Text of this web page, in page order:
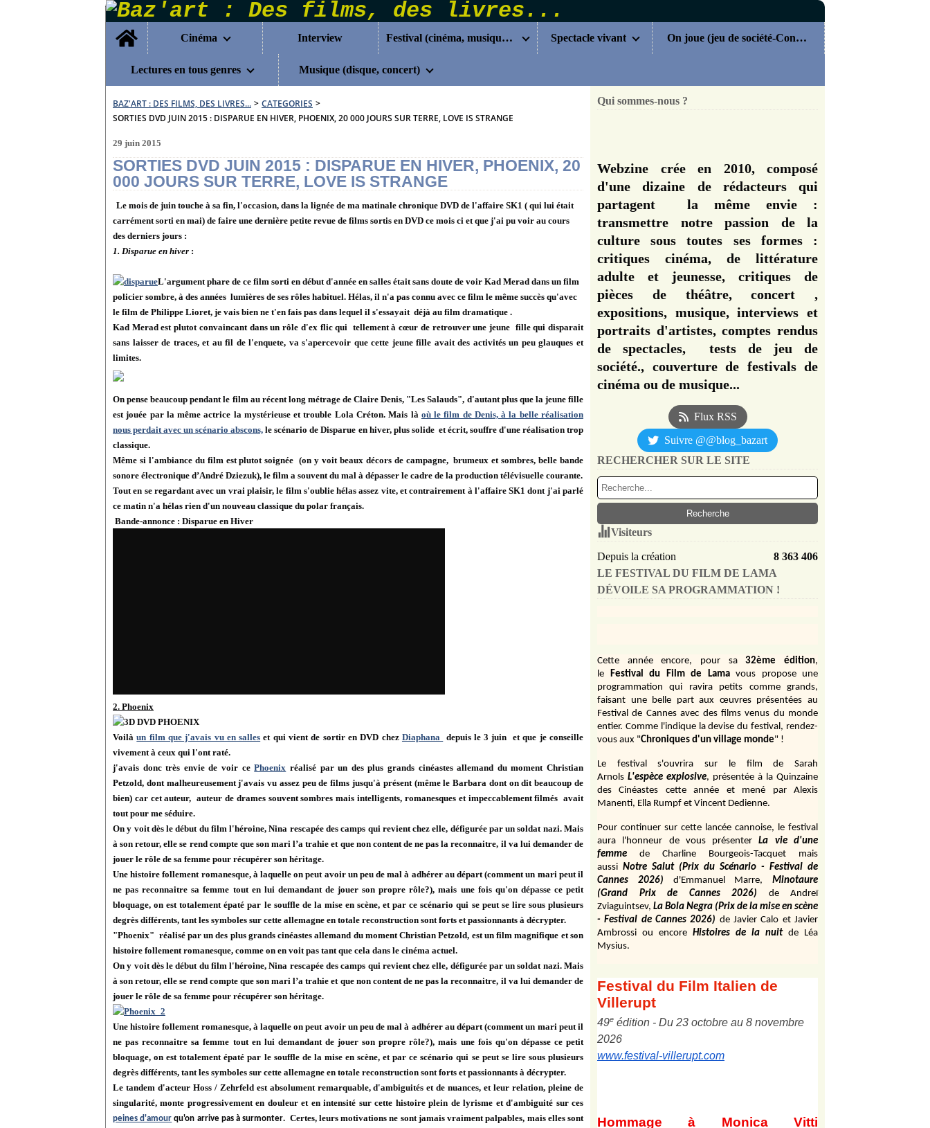
Home
Cinéma
Interview Festival (cinéma, musique...) Spectacle vivant On joue (jeu de société-Concours)
Lectures en tous genres Musique (disque, concert)
BAZ'ART : DES FILMS, DES LIVRES... > CATEGORIES >
SORTIES DVD JUIN 2015 : DISPARUE EN HIVER, PHOENIX, 20 000 JOURS SUR TERRE, LOVE IS STRANGE
29 juin 2015
SORTIES DVD JUIN 2015 : DISPARUE EN HIVER, PHOENIX, 20
000 JOURS SUR TERRE, LOVE IS STRANGE
Le mois de juin touche à sa fin, l'occasion, dans la lignée de ma matinale chronique DVD de l'affaire SK1 ( qui lui était
carrément sorti en mai) de faire une dernière petite revue de films sortis en DVD ce mois ci et que j'ai pu voir au cours
des derniers jours :
1. Disparue en hiver :
L'argument phare de ce film sorti en début d'année en salles était sans doute de voir Kad Merad dans un film
policier sombre, à des années lumières de ses rôles habituel. Hélas, il n'a pas connu avec ce film le même succès qu'avec
le film de Philippe Lioret, je vais bien ne t'en fais pas dans lequel il s'essayait déjà au film dramatique .
Kad Merad est plutot convaincant dans un rôle d'ex flic qui tellement à cœur de retrouver une jeune fille qui disparait
sans laisser de traces, et au fil de l'enquete, va s'apercevoir que cette jeune fille avait des activités un peu glauques et
limites.
On pense beaucoup pendant le film au récent long métrage de Claire Denis, "Les Salauds", d'autant plus que la jeune fille
est jouée par la même actrice la mystérieuse et trouble Lola Créton. Mais là où le film de Denis, à la belle réalisation
nous perdait avec un scénario abscons, le scénario de Disparue en hiver, plus solide et écrit, souffre d'une réalisation trop
classique.
Même si l'ambiance du film est plutot soignée (on y voit beaux décors de campagne, brumeux et sombres, belle bande
sonore électronique d’André Dziezuk), le film a souvent du mal à dépasser le cadre de la production télévisuelle courante.
Tout en se regardant avec un vrai plaisir, le film s'oublie hélas assez vite, et contrairement à l'affaire SK1 dont j'ai parlé
ce matin n'a hélas rien d'un nouveau classique du polar français.
Bande-annonce : Disparue en Hiver
2. Phoenix
Voilàun film que j'avais vu en salles et qui vient de sortir en DVD chez Diaphana depuis le 3 juin et que je conseille
vivement à ceux qui l'ont raté.
j'avais donc très envie de voir cePhoenix réalisé par un des plus grands cinéastes allemand du moment Christian
Petzold, dont malheureusement j'avais vu assez peu de films jusqu'à présent (même le Barbara dont on dit beaucoup de
bien) car cet auteur, auteur de drames souvent sombres mais intelligents, romanesques et impeccablement filmés avait
tout pour me séduire.
On y voit dès le début du film l'héroine, Nina rescapée des camps qui revient chez elle, défigurée par un soldat nazi. Mais
à son retour, elle se rend compte que son mari l’a trahie et que non content de ne pas la reconnaitre, il va lui demander de
jouer le rôle de sa femme pour récupérer son héritage.
Une histoire follement romanesque, à laquelle on peut avoir un peu de mal à adhérer au départ (comment un mari peut il
ne pas reconnaitre sa femme tout en lui demandant de jouer son propre rôle?), mais une fois qu'on dépasse ce petit
bloquage, on est totalement épaté par le souffle de la mise en scène, et par ce scénario qui se peut se lire sous plusieurs
degrès différents, tant les symboles sur cette allemagne en totale reconstruction sont forts et passionnants à décrypter.
"Phoenix" réalisé par un des plus grands cinéastes allemand du moment Christian Petzold, est un film magnifique et son
histoire follement romanesque, comme on en voit pas tant que cela dans le cinéma actuel.
On y voit dès le début du film l'héroine, Nina rescapée des camps qui revient chez elle, défigurée par un soldat nazi. Mais
à son retour, elle se rend compte que son mari l’a trahie et que non content de ne pas la reconnaitre, il va lui demander de
jouer le rôle de sa femme pour récupérer son héritage.
Une histoire follement romanesque, à laquelle on peut avoir un peu de mal à adhérer au départ (comment un mari peut il
ne pas reconnaitre sa femme tout en lui demandant de jouer son propre rôle?), mais une fois qu'on dépasse ce petit
bloquage, on est totalement épaté par le souffle de la mise en scène, et par ce scénario qui se peut se lire sous plusieurs
degrès différents, tant les symboles sur cette allemagne en totale reconstruction sont forts et passionnants à décrypter.
Le tandem d'acteur Hoss / Zehrfeld est absolument remarquable,d'ambiguités et de nuances, et leur relation, pleine de
singularité, monte progressivement en douleur et en intensité sur cette histoire plein de lyrisme et d'ambiguité sur ces
peines d'amour qu'on arrive pas à surmonter. Certes, leurs motivations ne sont jamais vraiment palpables, mais elles sont
Qui sommes-nous ?
Webzine crée en 2010, composé
d'une dizaine de rédacteurs qui
partagent la même envie :
transmettre notre passion de la
culture sous toutes ses formes :
critiques cinéma, de littérature
adulte et jeunesse, critiques de
pièces de théâtre, concert ,
expositions, musique, interviews et
portraits d'artistes, comptes rendus
de spectacles, tests de jeu de
société., couverture de festivals de
cinéma ou de musique...
Flux RSS
Suivre @@blog_bazart
RECHERCHER SUR LE SITE
Visiteurs
Depuis la création
8 363 406
LE FESTIVAL DU FILM DE LAMA
DÉVOILE SA PROGRAMMATION !
Cette année encore, pour sa 32ème édition,
le Festival du Film de Lama vous propose une
programmation qui ravira petits comme grands,
faisant une belle part aux œuvres présentées au
Festival de Cannes avec des films venus du monde
entier. Comme l'indique la devise du festival, rendez-
vous aux "Chroniques d'un village monde" !
Le festival s'ouvrira sur le film de Sarah
Arnols L'espèce explosive, présentée à la Quinzaine
des Cinéastes cette année et mené par Alexis
Manenti, Ella Rumpf et Vincent Dedienne.
Pour continuer sur cette lancée cannoise, le festival
aura l'honneur de vous présenter
La vie d'une
femme
de Charline Bourgeois-Tacquet
mais
aussi Notre Salut (Prix du Scénario - Festival de
Cannes 2026)
d'Emmanuel Marre,
Minotaure
(Grand Prix de Cannes 2026)
de Andreï
Zviaguintsev, La Bola Negra (Prix de la mise en scène
- Festival de Cannes 2026) de Javier Calo et Javier
Ambrossi ou encore Histoires de la nuit de Léa
Mysius.
Festival du Film Italien de
Villerupt
49e édition - Du 23 octobre au 8 novembre
2026
www.festival-villerupt.com
Hommage à Monica Vitti